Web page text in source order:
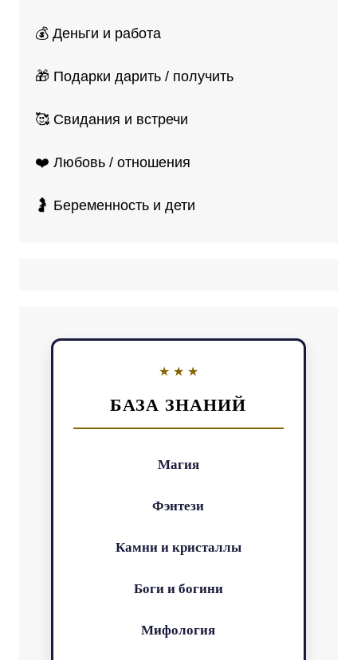
💰 Деньги и работа
🎁 Подарки дарить / получить
🥰 Свидания и встречи
❤️ Любовь / отношения
🤰 Беременность и дети
БАЗА ЗНАНИЙ
Магия
Фэнтези
Камни и кристаллы
Боги и богини
Мифология